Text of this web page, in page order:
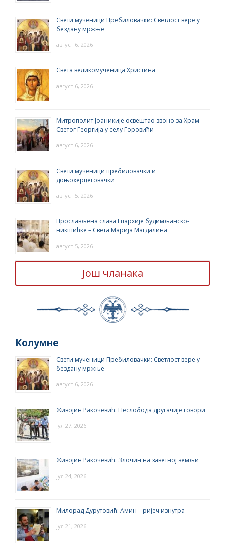
Свети мученици Пребиловачки: Светлост вере у
бездану мржње
август 6, 2026
Света великомученица Христина
август 6, 2026
Митрополит Јоаникије освештао звоно за Храм
Светог Георгија у селу Горовићи
август 6, 2026
Свети мученици пребиловачки и
доњохерцеговачки
август 5, 2026
Прослављена слава Епархије будимљанско-
никшићке – Света Марија Магдалина
август 5, 2026
Још чланака
Колумне
Свети мученици Пребиловачки: Светлост вере у
бездану мржње
август 6, 2026
Живојин Ракочевић: Неслобода другачије говори
јул 27, 2026
Живојин Ракочевић: Злочин на заветној земљи
јул 24, 2026
Милорад Дурутовић: Амин – ријеч изнутра
јул 21, 2026